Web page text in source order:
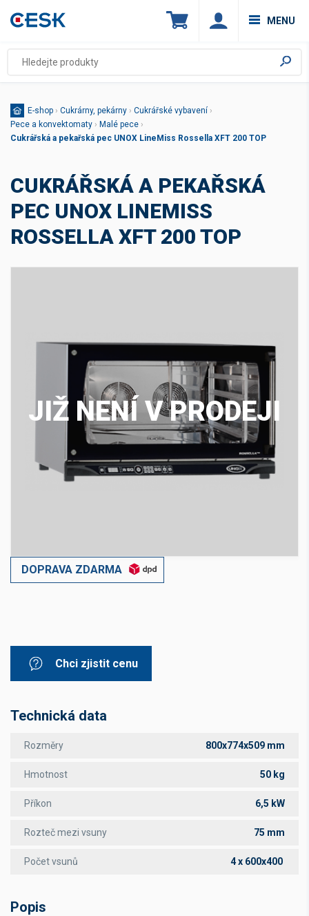
MENU
E-shop › Cukrárny, pekárny › Cukrářské vybavení ›
Pece a konvektomaty › Malé pece ›
Cukrářská a pekařská pec UNOX LineMiss Rossella XFT 200 TOP
CUKRÁŘSKÁ A PEKAŘSKÁ
PEC UNOX LINEMISS
ROSSELLA XFT 200 TOP
JIŽ NENÍ V PRODEJI
DOPRAVA ZDARMA
Chci zjistit cenu
Technická data
Rozměry 800x774x509 mm
Hmotnost 50 kg
Příkon 6,5 kW
Rozteč mezi vsuny 75 mm
Počet vsunů 4 x 600x400
Popis